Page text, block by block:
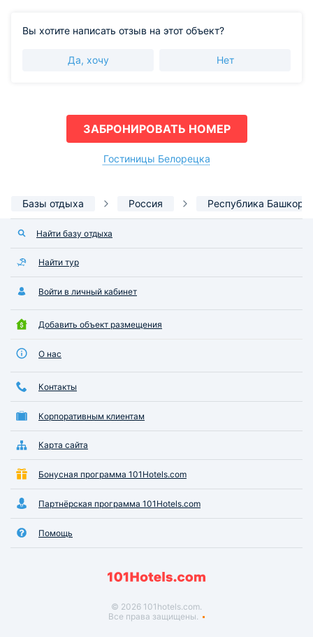
Вы хотите написать отзыв на этот объект?
Да, хочу Нет
ЗАБРОНИРОВАТЬ НОМЕР
Гостиницы Белорецка
Базы отдыха Россия Республика
Найти базу отдыха
Найти тур
Войти в личный кабинет
Добавить объект размещения
О нас
Контакты
Корпоративным клиентам
Карта сайта
Бонусная программа 101Hotels.com
Партнёрская программа 101Hotels.com
Помощь
© 2026 101hotels.com.
Все права защищены.